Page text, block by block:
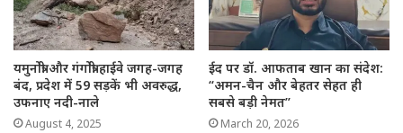
यमुनोत्री और गंगोत्री हाईवे जगह-जगह
बंद, प्रदेश में 59 सड़कें भी अवरुद्ध,
उफनाए नदी-नाले
August 4, 2025
ईद पर डॉ. आफताब खान का संदेश:
“अमन-चैन और बेहतर सेहत ही
सबसे बड़ी नेमत”
March 20, 2026